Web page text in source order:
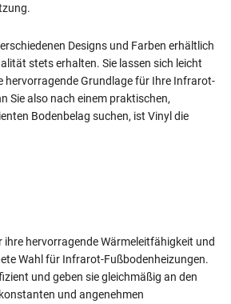
Designs und Farben erhältlich
stets erhalten. Sie lassen sich leicht
hervorragende Grundlage für Ihre Infrarot-
Sie also nach einem praktischen,
Bodenbelag suchen, ist Vinyl die
ihre hervorragende Wärmeleitfähigkeit und
Wahl für Infrarot-Fußbodenheizungen.
und geben sie gleichmäßig an den
und angenehmen